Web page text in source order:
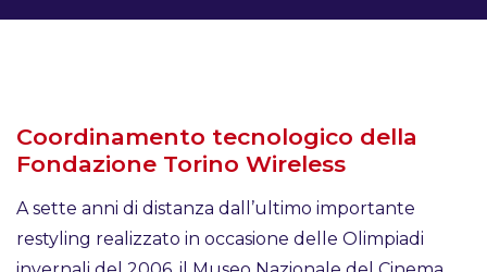
Coordinamento tecnologico della
Fondazione Torino Wireless
A sette anni di distanza dall’ultimo importante
restyling realizzato in occasione delle Olimpiadi